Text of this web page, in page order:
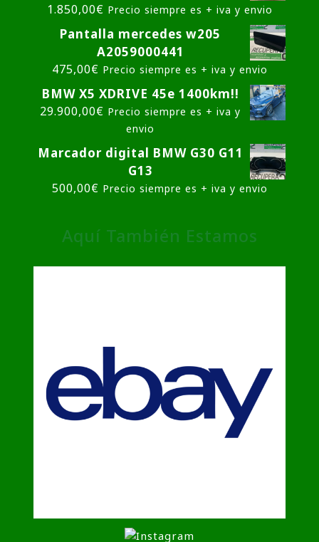
1.850,00€ Precio siempre es + iva y envio
Pantalla mercedes w205
A2059000441
475,00€ Precio siempre es + iva y envio
BMW X5 XDRIVE 45e 1400km!!
29.900,00€ Precio siempre es + iva y
envio
Marcador digital BMW G30 G11
G13
500,00€ Precio siempre es + iva y envio
Aquí También Estamos